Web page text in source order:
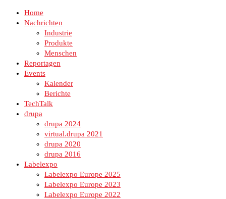
Home
Nachrichten
Industrie
Produkte
Menschen
Reportagen
Events
Kalender
Berichte
TechTalk
drupa
drupa 2024
virtual.drupa 2021
drupa 2020
drupa 2016
Labelexpo
Labelexpo Europe 2025
Labelexpo Europe 2023
Labelexpo Europe 2022